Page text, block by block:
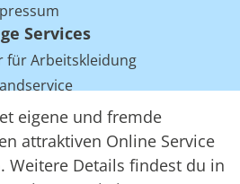
eigene und fremde
attraktiven Online Service
Weitere Details findest du in
Services
für Arbeitskleidung
bei Arbeitskleidung
Tracking mit RFID